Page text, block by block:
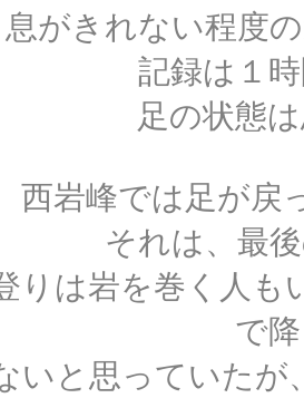
息がきれない程度
記録は１
足の状態
西岩峰では足が戻
それは、最
りは岩を巻く人も
で
いと思っていたが